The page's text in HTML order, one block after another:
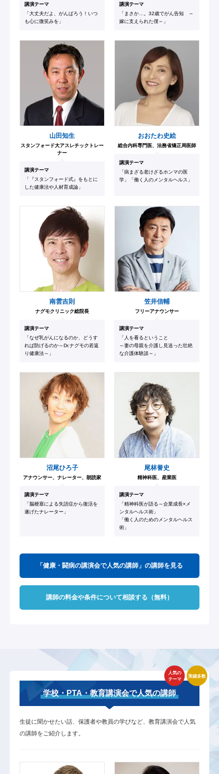
講演テーマ
「大丈夫だよ、がんばろう！いつ
も心に微笑みを」
講演テーマ
「まさか…。32歳でがん告知 ～
嫁に支えられた僕～」
山田知生
スタンフォード大アスレチックトレー
ナー
講演テーマ
「『スタンフォード式』をもとに
した健康法や人材育成論」
おおたわ史絵
総合内科専門医、法務省矯正局医師
講演テーマ
「病まざる老けざるホンマの医
学」「働く人のメンタルヘルス」
南雲吉則
ナグモクリニック総院長
講演テーマ
「なぜ乳がんになるのか、どうす
れば防げるのか～Dr.ナグモの若返
り健康法～」
笠井信輔
フリーアナウンサー
講演テーマ
「人を看るということ
～妻の母親を介護し見送った壮絶
な介護体験談～」
沼尾ひろ子
アナウンサー、ナレーター、朗読家
講演テーマ
「脳梗塞による失語症から復活を
遂げたナレーター」
尾林誉史
精神科医、産業医
講演テーマ
「精神科医が語る～企業成長×メ
ンタルヘルス術」
「働く人のためのメンタルヘルス
術」
「健康・闘病の講演会で人気の講師」の講師を見る
講師の料金や条件について相談する（無料）
人気の
テーマ
実績多数
学校・PTA・教育講演会で人気の講師
生徒に聞かせたい話、保護者や教員の学びなど、教育講演会で人気
の講師をご紹介します。